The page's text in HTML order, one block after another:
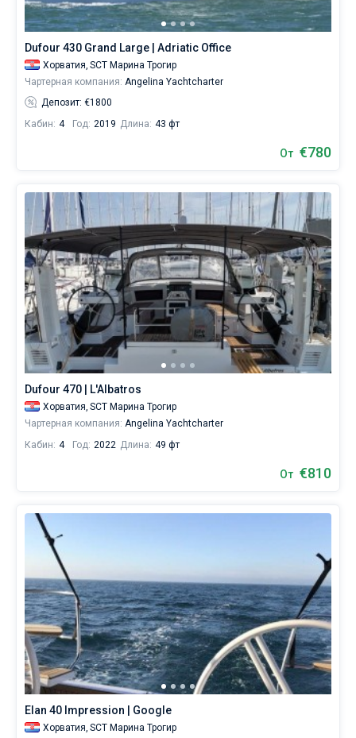
Dufour 430 Grand Large | Adriatic Office
Хорватия, SCT Марина Трогир
Чартерная компания: Angelina Yachtcharter
Депозит: €1800
Кабин: 4 Год: 2019 Длина: 43 фт
От €780
Dufour 470 | L'Albatros
Хорватия, SCT Марина Трогир
Чартерная компания: Angelina Yachtcharter
Кабин: 4 Год: 2022 Длина: 49 фт
От €810
Elan 40 Impression | Google
Хорватия, SCT Марина Трогир